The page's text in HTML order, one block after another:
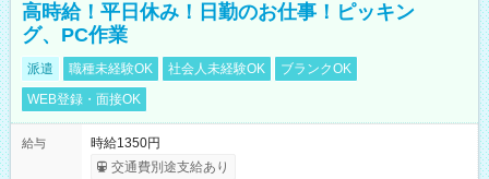
高時給！平日休み！日勤のお仕事！ピッキン
グ、PC作業
派遣 職種未経験OK 社会人未経験OK
ブランクOK
WEB登録・面接OK
給与
時給1350円
交通費別途支給あり